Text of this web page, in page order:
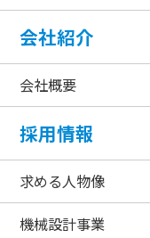
会社紹介
会社概要
採用情報
求める人物像
機械設計事業